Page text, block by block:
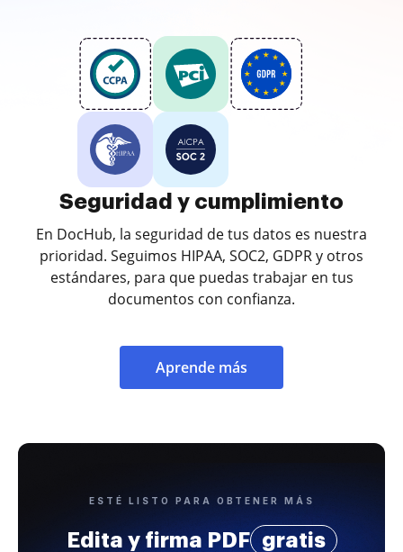
Seguridad y cumplimiento
En DocHub, la seguridad de tus datos es nuestra
prioridad. Seguimos HIPAA, SOC2, GDPR y otros
estándares, para que puedas trabajar en tus
documentos con confianza.
Aprende más
ESTÉ LISTO PARA OBTENER MÁS
Edita y firma PDF gratis